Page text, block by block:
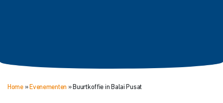
Home» Evenementen » Buurtkoffie in Balai Pusat